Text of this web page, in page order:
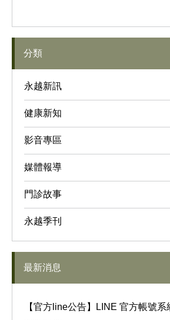
分類
永越新訊
健康新知
影音專區
媒體報導
門診故事
永越季刊
最新消息
【官方line公告】LINE 官方帳號系